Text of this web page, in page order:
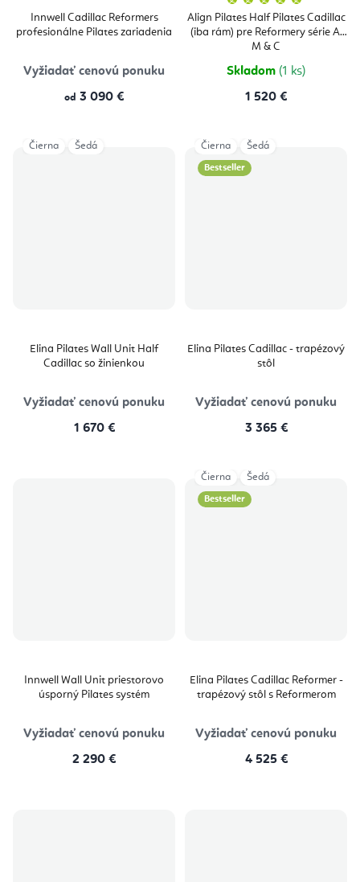
Innwell Cadillac Reformers
profesionálne Pilates zariadenia
Vyžiadať cenovú ponuku
od 3 090 €
Align Pilates Half Pilates Cadillac
(iba rám) pre Reformery série A,
M & C
produktu
je
5,0
Skladom (1 ks)
1 520 €
Elina Pilates Wall Unit Half
Cadillac so žinienkou
Vyžiadať cenovú ponuku
1 670 €
Čierna Šedá
Bestseller
Elina Pilates Cadillac - trapézový
stôl
Vyžiadať cenovú ponuku
3 365 €
Čierna Šedá
Innwell Wall Unit priestorovo
úsporný Pilates systém
Vyžiadať cenovú ponuku
2 290 €
Bestseller
Elina Pilates Cadillac Reformer -
trapézový stôl s Reformerom
Vyžiadať cenovú ponuku
4 525 €
Čierna Šedá